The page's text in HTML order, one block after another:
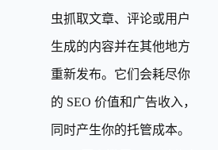
虫抓取文章、评论或用户
生成的内容并在其他地方
重新发布。它们会耗尽你
的 SEO 价值和广告收入，
同时产生你的托管成本。